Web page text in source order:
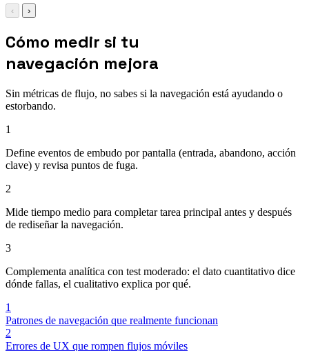
‹ ›
Cómo medir si tu
navegación mejora
Sin métricas de flujo, no sabes si la navegación está ayudando o
estorbando.
1
Define eventos de embudo por pantalla (entrada, abandono, acción
clave) y revisa puntos de fuga.
2
Mide tiempo medio para completar tarea principal antes y después
de rediseñar la navegación.
3
Complementa analítica con test moderado: el dato cuantitativo dice
dónde fallas, el cualitativo explica por qué.
1
Patrones de navegación que realmente funcionan
2
Errores de UX que rompen flujos móviles